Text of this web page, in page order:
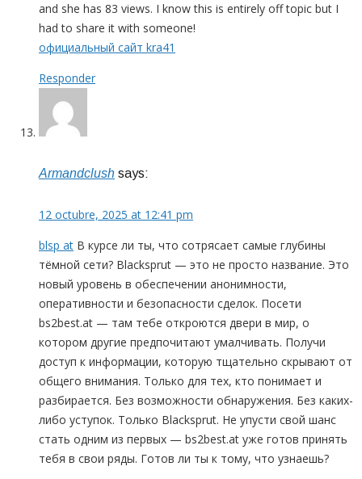
and she has 83 views. I know this is entirely off topic but I
had to share it with someone!
официальный сайт kra41
Responder
Armandclush says:
12 octubre, 2025 at 12:41 pm
blsp at В курсе ли ты, что сотрясает самые глубины
тёмной сети? Blacksprut — это не просто название. Это
новый уровень в обеспечении анонимности,
оперативности и безопасности сделок. Посети
bs2best.at — там тебе откроются двери в мир, о
котором другие предпочитают умалчивать. Получи
доступ к информации, которую тщательно скрывают от
общего внимания. Только для тех, кто понимает и
разбирается. Без возможности обнаружения. Без каких-
либо уступок. Только Blacksprut. Не упусти свой шанс
стать одним из первых — bs2best.at уже готов принять
тебя в свои ряды. Готов ли ты к тому, что узнаешь?